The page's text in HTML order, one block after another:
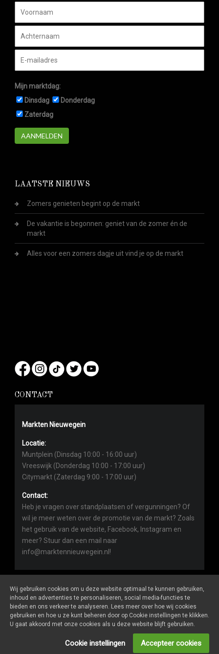
Mijn marktdag:
Dinsdag
Donderdag
Zaterdag
AANMELDEN
LAATSTE NIEUWS
Zomers genieten begint op de markt
De vakantie is begonnen: geniet van de zomer én de
markt
Alles voor een zomers dagje uit vind je op de markt
CONTACT
Markten Nieuwegein
Locatie:
Muntplein (Dinsdag 10:00 - 16:00 uur)
Vreeswijk (Donderdag 10:00 - 17:00 uur)
Citymarkt (Zaterdag 9:00 - 17:00 uur)
Contact:
Heb je vragen over standplaatsen of vergunningen? Of
wil je meer weten over de promotie van de markt? Zoals
het gebruik van de website, Facebook, Instagram en
meer? Stuur dan een mail naar
info@marktennieuwegein.nl!
Marktennieuwegein.nlis een website van De Markt Online
ALGEMENE VOORWAARDEN
ONDERNEMERS LOGIN
SOCIALS
Wij gebruiken cookies om u deze website optimaal te kunnen gebruiken,
inhoud en advertenties te personaliseren, social media-functies te
bieden en ons verkeer te analyseren. Lees meer over hoe wij cookies
gebruiken en hoe u ze kunt beheren door op Cookie instellingen te klikken.
U gaat akkoord met onze cookies als u deze website blijft gebruiken.
Cookie instellingen Accepteer cookies